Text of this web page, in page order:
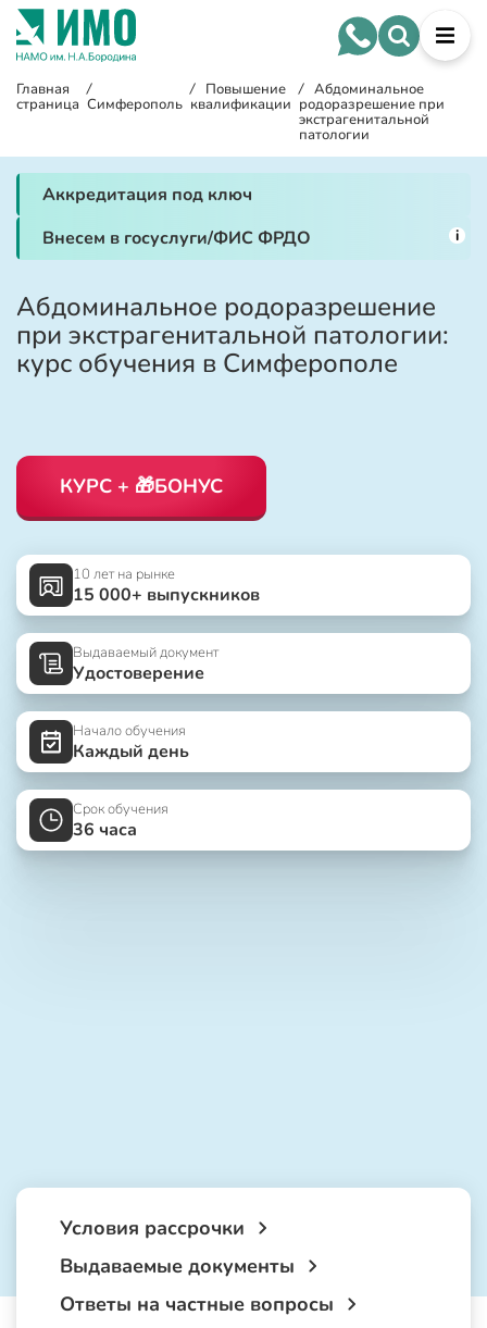
Главная
страница
/
Симферополь
/ Повышение
квалификации
/ Абдоминальное
родоразрешение при
экстрагенитальной
патологии
Аккредитация под ключ
Внесем в госуслуги/ФИС ФРДО
i
Абдоминальное родоразрешение
при экстрагенитальной патологии:
курс обучения в Симферополе
КУРС + 🎁БОНУС
10 лет на рынке
15 000+ выпускников
Выдаваемый документ
Удостоверение
Начало обучения
Каждый день
Срок обучения
36 часа
Условия рассрочки
Выдаваемые документы
Ответы на частные вопросы